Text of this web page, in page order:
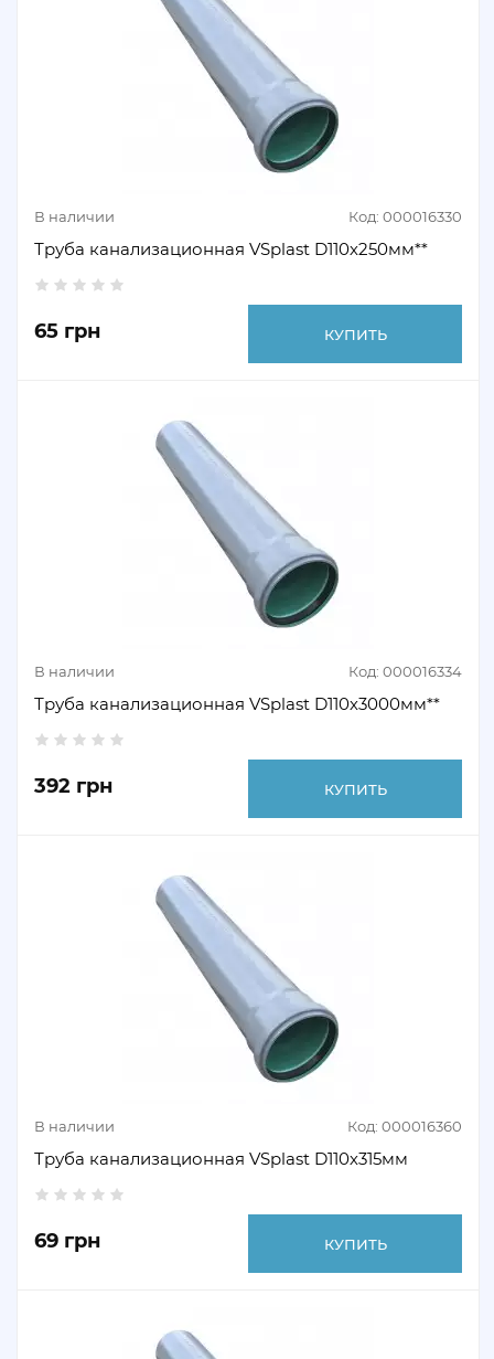
В наличии Код: 000016330
Труба канализационная VSplast D110х250мм**
65 грн КУПИТЬ
В наличии Код: 000016334
Труба канализационная VSplast D110х3000мм**
392 грн КУПИТЬ
В наличии Код: 000016360
Труба канализационная VSplast D110х315мм
69 грн КУПИТЬ